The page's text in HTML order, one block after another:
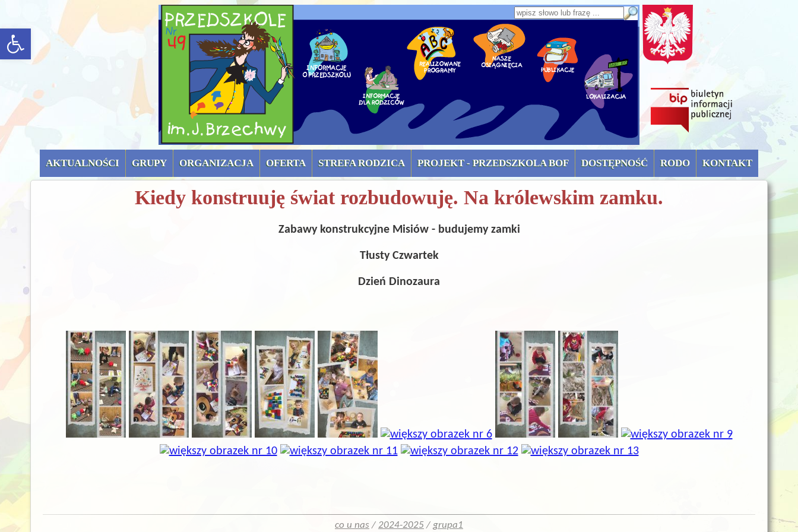
rozwiń/zwiń panel
Wpisz słowo lub frazę
menu górne (uproszczone)
AKTUALNOŚCI GRUPY ORGANIZACJA OFERTA STREFA RODZICA PROJEKT - PRZEDSZKOLA BOF DOSTĘPNOŚĆ RODO KONTAKT
Kiedy konstruuję świat rozbudowuję. Na królewskim zamku.
Zabawy konstrukcyjne Misiów - budujemy zamki
Tłusty Czwartek
Dzień Dinozaura
co u nas / 2024-2025 / grupa1